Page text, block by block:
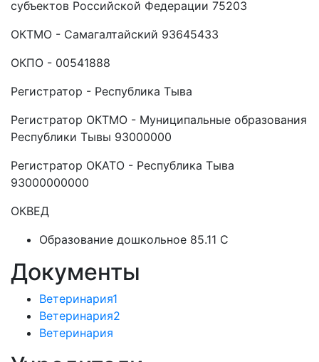
субъектов Российской Федерации 75203
ОКТМО - Самагалтайский 93645433
ОКПО - 00541888
Регистратор - Республика Тыва
Регистратор ОКТМО - Муниципальные образования
Республики Тывы 93000000
Регистратор ОКАТО - Республика Тыва
93000000000
ОКВЕД
Образование дошкольное 85.11 C
Документы
Ветеринария1
Ветеринария2
Ветеринария